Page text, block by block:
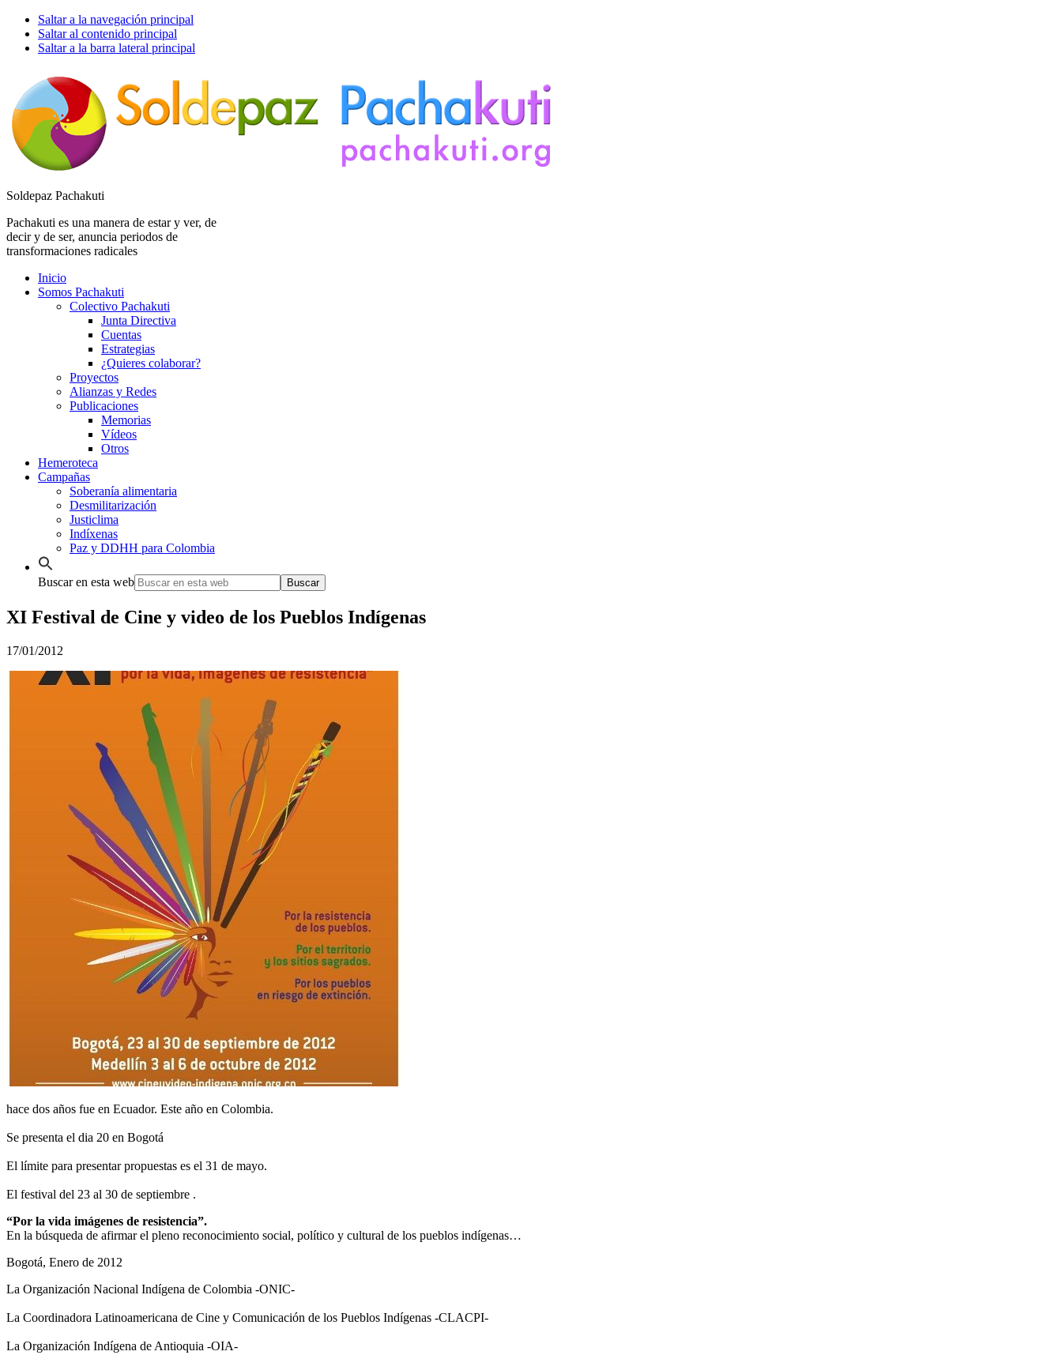
Saltar a la navegación principal
Saltar al contenido principal
Saltar a la barra lateral principal
Soldepaz Pachakuti
Pachakuti es una manera de estar y ver, de
decir y de ser, anuncia periodos de
transformaciones radicales
Inicio
Somos Pachakuti
Colectivo Pachakuti
Junta Directiva
Cuentas
Estrategias
¿Quieres colaborar?
Proyectos
Alianzas y Redes
Publicaciones
Memorias
Vídeos
Otros
Hemeroteca
Campañas
Soberanía alimentaria
Desmilitarización
Justiclima
Indíxenas
Paz y DDHH para Colombia
Buscar en esta web
XI Festival de Cine y video de los Pueblos Indígenas
17/01/2012
hace dos años fue en Ecuador. Este año en Colombia.
Se presenta el dia 20 en Bogotá
El límite para presentar propuestas es el 31 de mayo.
El festival del 23 al 30 de septiembre .
“Por la vida imágenes de resistencia”.
En la búsqueda de afirmar el pleno reconocimiento social, político y cultural de los pueblos indígenas…
Bogotá, Enero de 2012
La Organización Nacional Indígena de Colombia -ONIC-
La Coordinadora Latinoamericana de Cine y Comunicación de los Pueblos Indígenas -CLACPI-
La Organización Indígena de Antioquia -OIA-